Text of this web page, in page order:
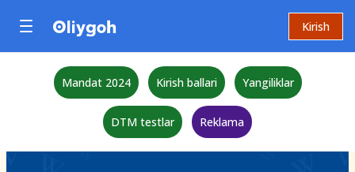
Kirish
Mandat 2024 Kirish ballari Yangiliklar
DTM testlar Reklama